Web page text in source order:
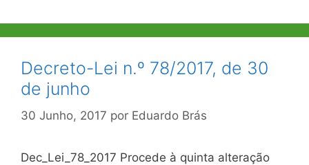
Decreto-Lei n.º 78/2017, de 30
de junho
30 Junho, 2017 por Eduardo Brás
Dec_Lei_78_2017 Procede à quinta alteração